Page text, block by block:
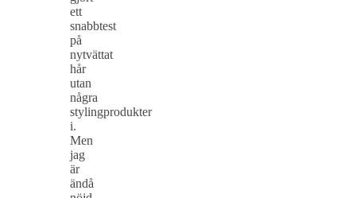
ett
snabbtest
på
nytvättat
hår
utan
några
stylingprodukter
i.
Men
jag
är
ändå